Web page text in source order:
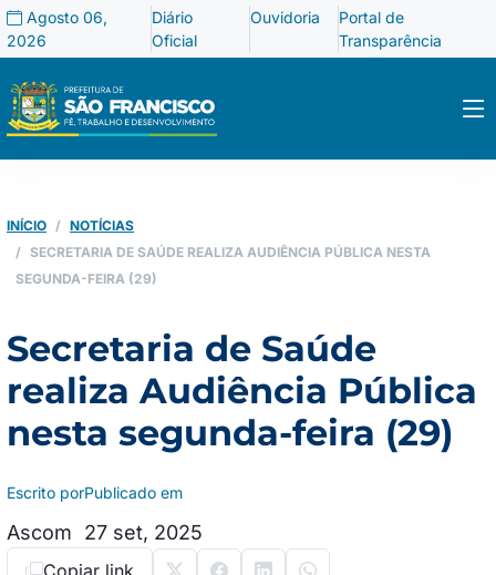
Agosto 06,
2026
Diário
Oficial
Ouvidoria
Portal de
Transparência
INÍCIO
NOTÍCIAS
SECRETARIA DE SAÚDE REALIZA AUDIÊNCIA PÚBLICA NESTA
SEGUNDA-FEIRA (29)
Secretaria de Saúde
realiza Audiência Pública
nesta segunda-feira (29)
Escrito por
Ascom
Publicado em
27 set, 2025
Copiar link